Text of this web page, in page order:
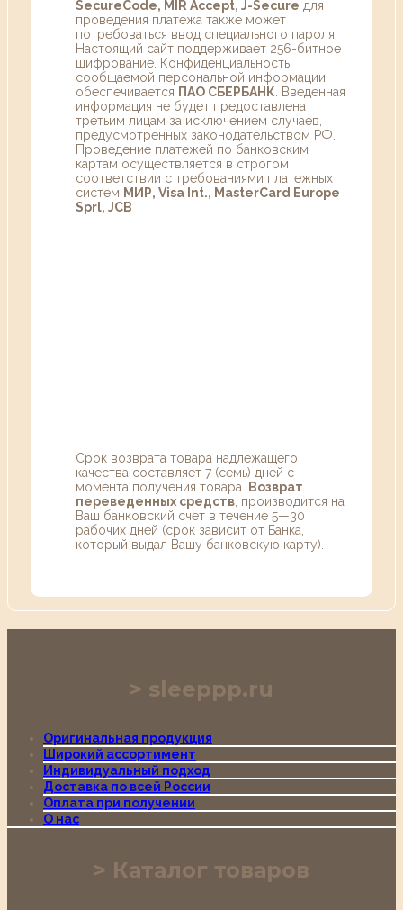
SecureCode, MIR Accept, J-Secure для
проведения платежа также может
потребоваться ввод специального пароля.
Настоящий сайт поддерживает 256-битное
шифрование. Конфиденциальность
сообщаемой персональной информации
обеспечивается ПАО СБЕРБАНК . Введенная
информация не будет предоставлена
третьим лицам за исключением случаев,
предусмотренных законодательством РФ.
Проведение платежей по банковским
картам осуществляется в строгом
соответствии с требованиями платежных
систем МИР, Visa Int., MasterCard Europe
Sprl, JCB
Срок возврата товара надлежащего
качества составляет 7 (семь) дней с
момента получения товара.
Возврат
переведенных средств , производится на
Ваш банковский счет в течение 5—30
рабочих дней (срок зависит от Банка,
который выдал Вашу банковскую карту).
sleeppp.ru
Оригинальная продукция
Широкий ассортимент
Индивидуальный подход
Доставка по всей России
Оплата при получении
О нас
Каталог товаров